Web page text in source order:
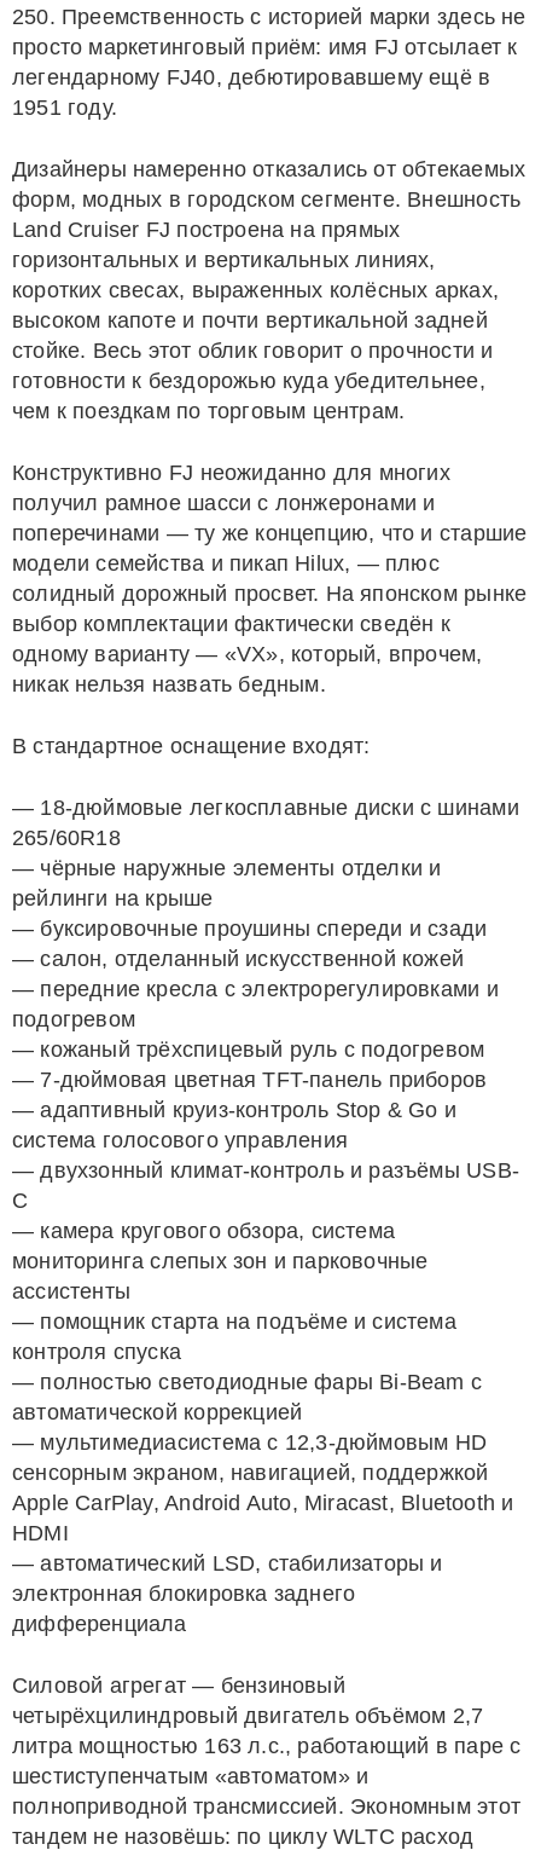
250. Преемственность с историей марки здесь не
просто маркетинговый приём: имя FJ отсылает к
легендарному FJ40, дебютировавшему ещё в
1951 году.
Дизайнеры намеренно отказались от обтекаемых
форм, модных в городском сегменте. Внешность
Land Cruiser FJ построена на прямых
горизонтальных и вертикальных линиях,
коротких свесах, выраженных колёсных арках,
высоком капоте и почти вертикальной задней
стойке. Весь этот облик говорит о прочности и
готовности к бездорожью куда убедительнее,
чем к поездкам по торговым центрам.
Конструктивно FJ неожиданно для многих
получил рамное шасси с лонжеронами и
поперечинами — ту же концепцию, что и старшие
модели семейства и пикап Hilux, — плюс
солидный дорожный просвет. На японском рынке
выбор комплектации фактически сведён к
одному варианту — «VX», который, впрочем,
никак нельзя назвать бедным.
В стандартное оснащение входят:
— 18-дюймовые легкосплавные диски с шинами
265/60R18
— чёрные наружные элементы отделки и
рейлинги на крыше
— буксировочные проушины спереди и сзади
— салон, отделанный искусственной кожей
— передние кресла с электрорегулировками и
подогревом
— кожаный трёхспицевый руль с подогревом
— 7-дюймовая цветная TFT-панель приборов
— адаптивный круиз-контроль Stop & Go и
система голосового управления
— двухзонный климат-контроль и разъёмы USB-
C
— камера кругового обзора, система
мониторинга слепых зон и парковочные
ассистенты
— помощник старта на подъёме и система
контроля спуска
— полностью светодиодные фары Bi-Beam с
автоматической коррекцией
— мультимедиасистема с 12,3-дюймовым HD
сенсорным экраном, навигацией, поддержкой
Apple CarPlay, Android Auto, Miracast, Bluetooth и
HDMI
— автоматический LSD, стабилизаторы и
электронная блокировка заднего
дифференциала
Силовой агрегат — бензиновый
четырёхцилиндровый двигатель объёмом 2,7
литра мощностью 163 л.с., работающий в паре с
шестиступенчатым «автоматом» и
полноприводной трансмиссией. Экономным этот
тандем не назовёшь: по циклу WLTC расход